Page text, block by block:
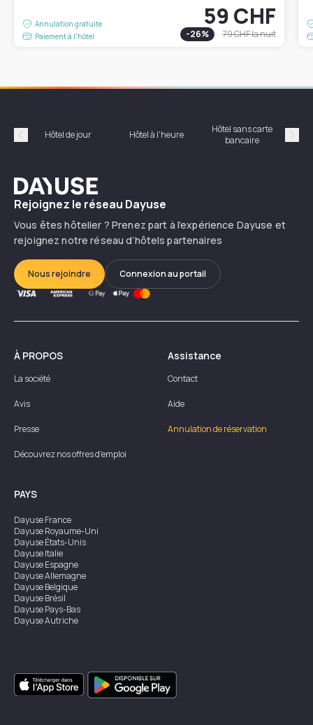
Annulation gratuite
Paiement à l'hôtel
59 CHF
-26% 79 CHFla nuit
Précédent
Hôtel de jour Hôtel à l'heure
Hôtel sans carte
bancaire
Dayuse
Rejoignez le réseau Dayuse
Vous êtes hôtelier ? Prenez part à l’expérience Dayuse et
rejoignez notre réseau d’hôtels partenaires
Nous rejoindre Connexion au portail
À PROPOS
La société
Avis
Presse
Découvrez nos offres d'emploi
Assistance
Contact
Aide
Annulation de réservation
PAYS
DayuseFrance
DayuseRoyaume-Uni
DayuseÉtats-Unis
DayuseItalie
DayuseEspagne
DayuseAllemagne
DayuseBelgique
DayuseBrésil
DayusePays-Bas
DayuseAutriche
DayuseSingapour
DayuseSuède
DayuseThaïlande